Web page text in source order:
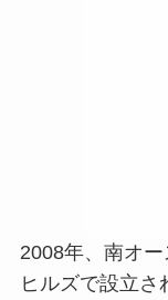
2008年、南オ
ヒルズで設立さ